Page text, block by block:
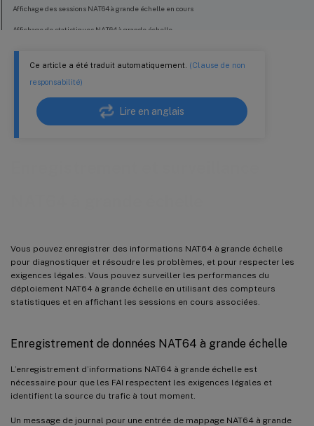
Ce article a été traduit automatiquement. (Clause de non
responsabilité)
Lire en anglais
Vous pouvez enregistrer des informations NAT64 à grande échelle
pour diagnostiquer et résoudre les problèmes, et pour respecter les
exigences légales. Vous pouvez surveiller les performances du
déploiement NAT64 à grande échelle en utilisant des compteurs
statistiques et en affichant les sessions en cours associées.
Enregistrement de données NAT64 à grande échelle
L’enregistrement d’informations NAT64 à grande échelle est
nécessaire pour que les FAI respectent les exigences légales et
identifient la source du trafic à tout moment.
Un message de journal pour une entrée de mappage NAT64 à grande
Affichage des sessions NAT64 à grande échelle en cours
Affichage de statistiques NAT64 à grande échelle
Effacement de sessions NAT64 à grande échelle